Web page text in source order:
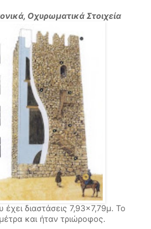
Οχυρωματικά Στοιχεία
διαστάσεις 7,93×7,79μ. Το
και ήταν τριώροφος.